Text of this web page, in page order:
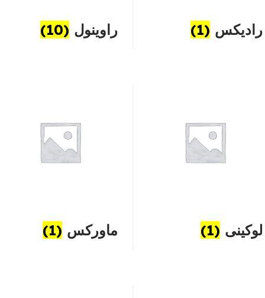
رادیکس (1) راوینول (10)
لوکینی (1) ماورکس (1)